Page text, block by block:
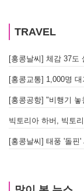
TRAVEL
[홍콩날씨] 체감 37도
[홍콩날씨] 태풍 '돌